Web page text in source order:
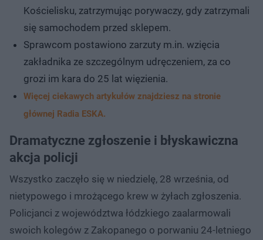
Kościelisku, zatrzymując porywaczy, gdy zatrzymali
się samochodem przed sklepem.
Sprawcom postawiono zarzuty m.in. wzięcia
zakładnika ze szczególnym udręczeniem, za co
grozi im kara do 25 lat więzienia.
Więcej ciekawych artykułów znajdziesz na stronie
głównej Radia ESKA.
Dramatyczne zgłoszenie i błyskawiczna
akcja policji
Wszystko zaczęło się w niedzielę, 28 września, od
nietypowego i mrożącego krew w żyłach zgłoszenia.
Policjanci z województwa łódzkiego zaalarmowali
swoich kolegów z Zakopanego o porwaniu 24-letniego